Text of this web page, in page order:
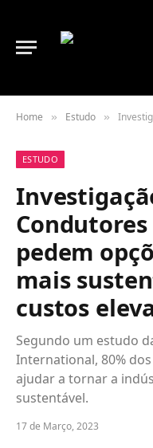
Home » Estudo » Investigação
ESTUDO
pedem
mais
custos
Segundo um estudo
International, 80%
ajudar a tornar a
sustentável.
17 de Março, 2023